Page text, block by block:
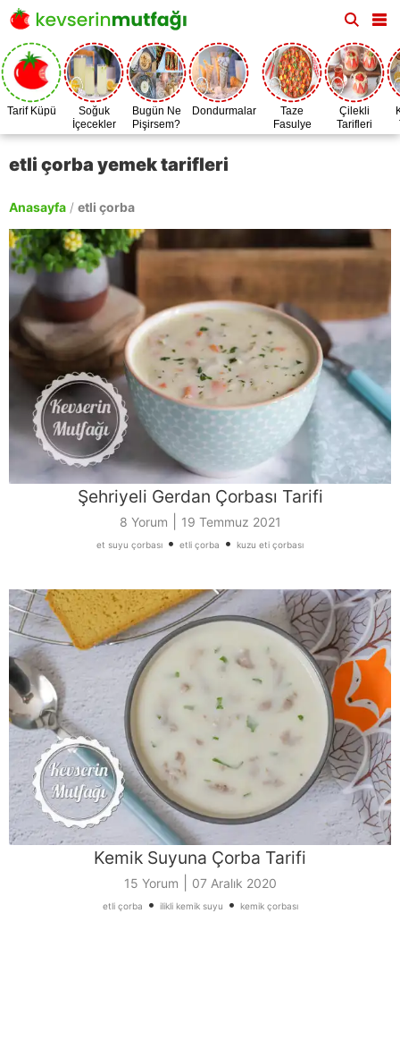
Tarif Küpü
Soğuk
İçecekler
Bugün Ne
Pişirsem?
Dondurmalar
Taze
Fasulye
Zamanı
Çilekli
Tarifleri
etli çorba yemek tarifleri
Anasayfa / etli çorba
Şehriyeli Gerdan Çorbası Tarifi
8 Yorum 19 Temmuz 2021
et suyu çorbası • etli çorba • kuzu eti çorbası
Kemik Suyuna Çorba Tarifi
15 Yorum 07 Aralık 2020
etli çorba • ilikli kemik suyu • kemik çorbası